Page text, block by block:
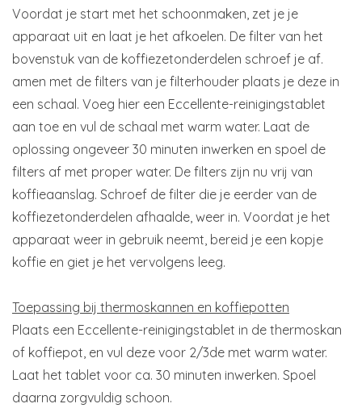
Voordat je start met het schoonmaken, zet je je
apparaat uit en laat je het afkoelen. De filter van het
bovenstuk van de koffiezetonderdelen schroef je af.
amen met de filters van je filterhouder plaats je deze in
een schaal. Voeg hier een Eccellente-reinigingstablet
aan toe en vul de schaal met warm water. Laat de
oplossing ongeveer 30 minuten inwerken en spoel de
filters af met proper water. De filters zijn nu vrij van
koffieaanslag. Schroef de filter die je eerder van de
koffiezetonderdelen afhaalde, weer in. Voordat je het
apparaat weer in gebruik neemt, bereid je een kopje
koffie en giet je het vervolgens leeg.
Toepassing bij thermoskannen en koffiepotten
Plaats een Eccellente-reinigingstablet in de thermoskan
of koffiepot, en vul deze voor 2/3de met warm water.
Laat het tablet voor ca. 30 minuten inwerken. Spoel
daarna zorgvuldig schoon.